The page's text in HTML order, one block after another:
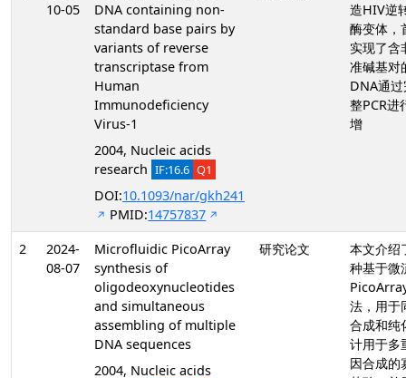
10-05
DNA containing non-
standard base pairs by
variants of reverse
transcriptase from
Human
Immunodeficiency
Virus-1
2004, Nucleic acids
research IF:16.6 Q1
DOI:10.1093/nar/gkh241
PMID:14757837
造HIV逆
酶变体，
实现了含
准碱基对
DNA通
整PCR进
增
2
2024-
08-07
Microfluidic PicoArray
synthesis of
oligodeoxynucleotides
and simultaneous
assembling of multiple
DNA sequences
2004, Nucleic acids
研究论文
本文介绍
种基于微
法，用于
合成和纯
计用于多
因合成的